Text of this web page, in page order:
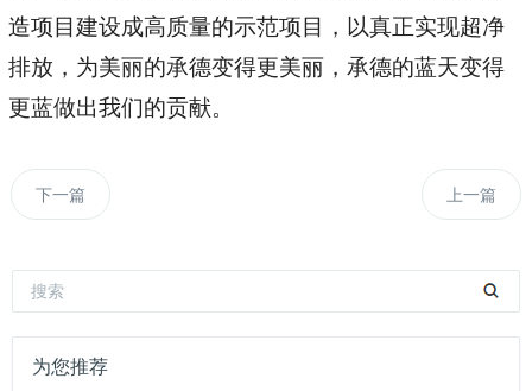
造项目建设成高质量的示范项目，以真正实现超净
排放，为美丽的承德变得更美丽，承德的蓝天变得
更蓝做出我们的贡献。
下一篇 上一篇
为您推荐